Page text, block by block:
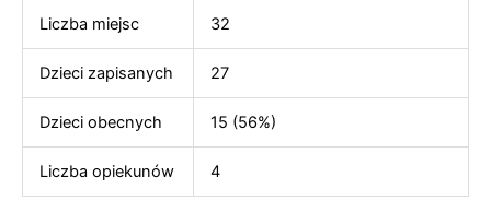
Liczba miejsc 32
Dzieci zapisanych 27
Dzieci obecnych 15 (56%)
Liczba opiekunów 4